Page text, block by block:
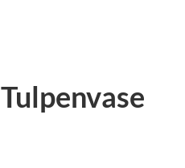
Tulpenvase